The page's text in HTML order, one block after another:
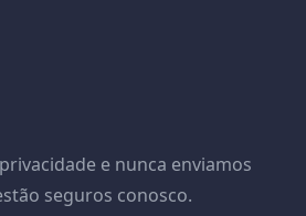
e nunca enviamos
seguros conosco.